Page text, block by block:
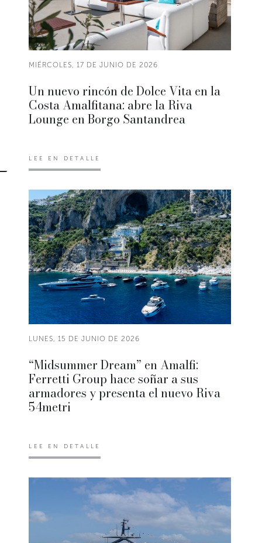
MIÉRCOLES, 17 DE JUNIO DE 2026
Un nuevo rincón de Dolce Vita en la
Costa Amalfitana: abre la Riva
Lounge en Borgo Santandrea
LEE EN DETALLE
LUNES, 15 DE JUNIO DE 2026
“Midsummer Dream” en Amalfi:
Ferretti Group hace soñar a sus
armadores y presenta el nuevo Riva
54metri
LEE EN DETALLE